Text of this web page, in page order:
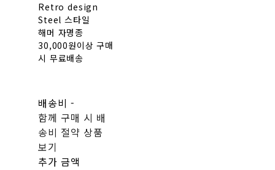
Retro design
Steel 스타일
해머 자명종
30,000원이상 구매
시 무료배송
배송비 -
함께 구매 시 배
송비 절약 상품
보기
추가 금액